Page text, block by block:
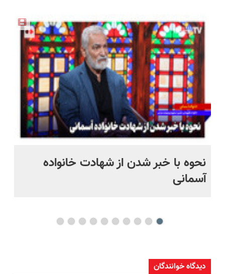
که انگار
بوتاکس
کردی!
(تخفیف
ویژه)
طبیعی!
ویزیت
رایگان+پرداخت
اقساطی😍
پوست
نحوه با خبر شدن از شهادت خانواده
آسمانی
دیدگاه خوانندگان